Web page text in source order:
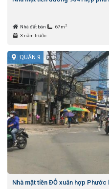
Nhà đất bán 67m 2
3 năm trước
QUẬN 9
Nhà mặt tiền ĐỖ xuân hợp